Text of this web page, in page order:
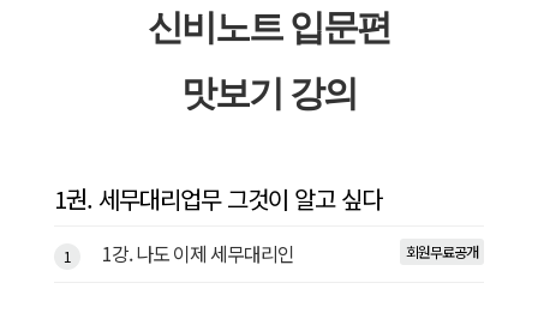
신비노트 입문편
맛보기 강의
1권. 세무대리업무 그것이 알고 싶다
1 1강. 나도 이제 세무대리인 회원무료공개